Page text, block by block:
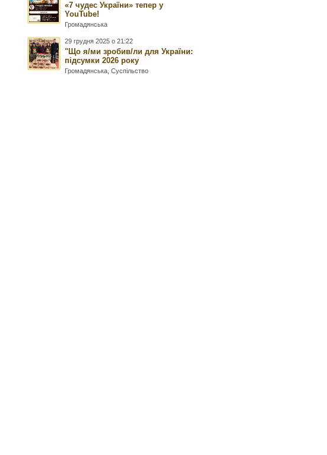
«7 чудес України» тепер у
YouTube!
Громадянська
29 грудня 2025 о 21:22
"Що я/ми зробив/ли для України:
підсумки 2026 року
Громадянська ,Суспільство